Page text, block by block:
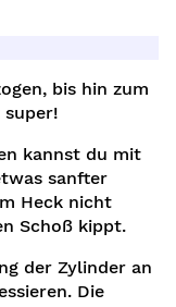
bis hin zum
kannst du mit
sanfter
Heck nicht
Schoß kippt.
der Zylinder an
Die